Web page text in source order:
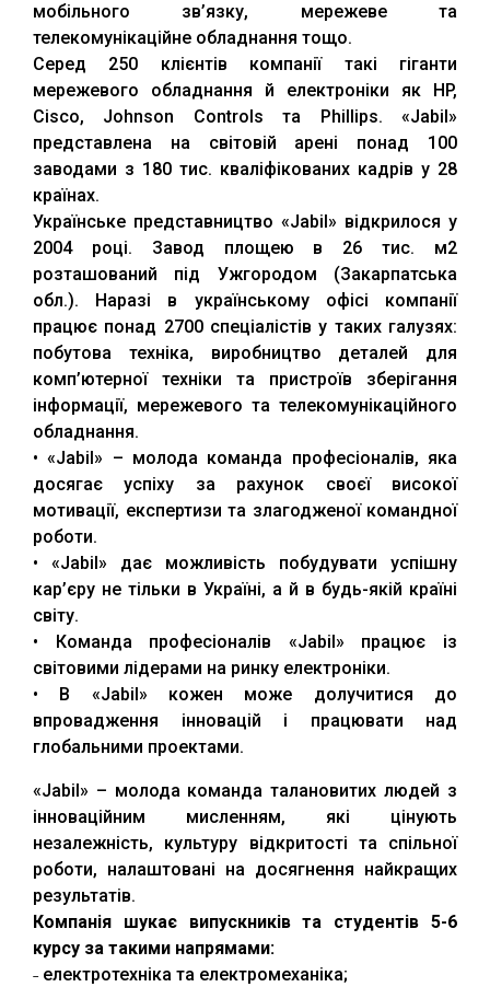
мобiльного зв’язку, мережеве та
телекомунікаційне обладнання тощо.
Серед 250 клієнтів компанії такі гіганти
мережевого обладнання й електроніки як HP,
Cisco, Johnson Controls та Phillips. «Jabil»
представлена на світовій арені понад 100
заводами з 180 тис. кваліфікованих кадрів у 28
країнах.
Українське представництво «Jabil» відкрилося у
2004 році. Завод площею в 26 тис. м2
розташований під Ужгородом (Закарпатська
обл.). Наразі в українському офісі компанії
працює понад 2700 спеціалістів у таких галузях:
побутова технiка, виробництво деталей для
комп’ютерної техніки та пристроїв зберiгання
iнформацiї, мережевого та телекомунікаційного
обладнання.
• «Jabil» – молода команда професіоналів, яка
досягає успіху за рахунок своєї високої
мотивації, експертизи та злагодженої командної
роботи.
• «Jabil» дає можливість побудувати успішну
кар’єру не тільки в Україні, а й в будь-якій країні
світу.
• Команда професіоналів «Jabil» працює із
світовими лідерами на ринку електроніки.
• В «Jabil» кожен може долучитися до
впровадження інновацій і працювати над
глобальними проектами.
«Jabil» – молода команда талановитих людей з
інноваційним мисленням, які цінують
незалежність, культуру відкритості та спільної
роботи, налаштовані на досягнення найкращих
результатів.
Компанія шукає випускників та студентів 5-6
курсу за такими напрямами:
˗ електротехніка та електромеханіка;